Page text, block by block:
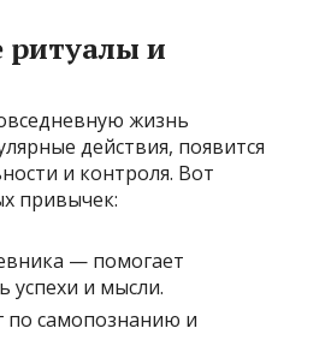
и
жизнь
действия, появится
и контроля. Вот
привычек:
— помогает
успехи и мысли.
по самопознанию и